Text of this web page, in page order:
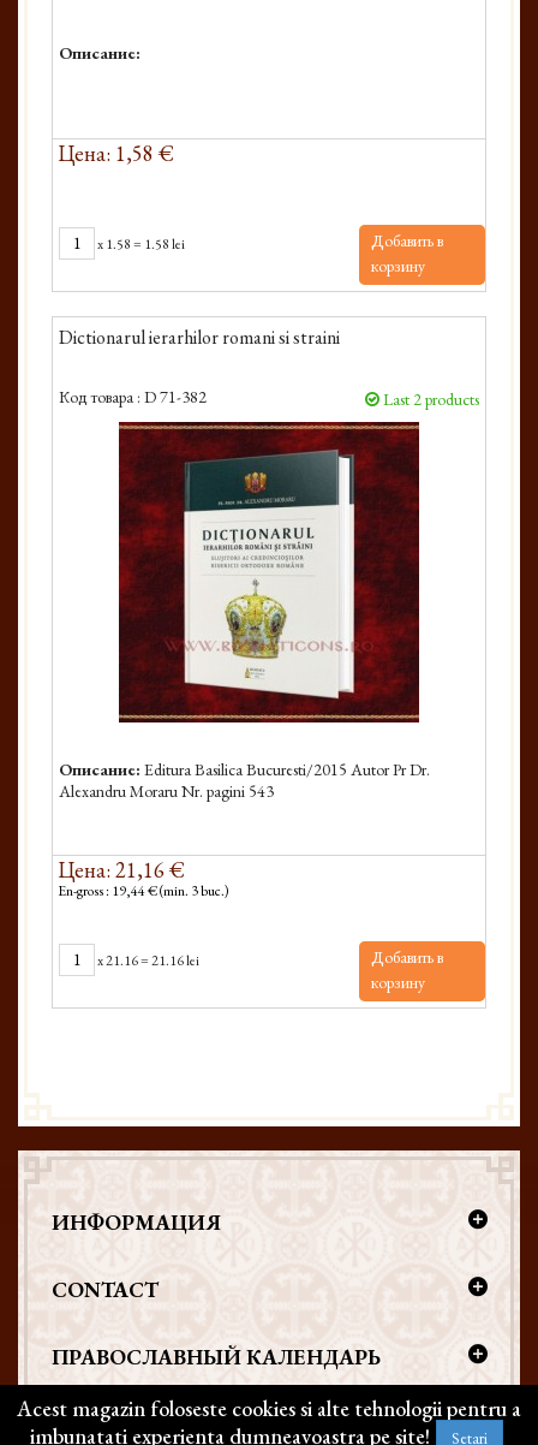
Описание:
Цена: 1,58 €
x1.58= 1.58 lei
Добавить в
корзину
Dictionarul ierarhilor romani si straini
Код товара : D 71-382 Last 2 products
Описание: Editura Basilica Bucuresti/2015 Autor Pr Dr.
Alexandru Moraru Nr. pagini 543
Цена: 21,16 €
En-gross : 19,44 € (min. 3 buc.)
x21.16=21.16 lei
Добавить в
корзину
ИНФОРМАЦИЯ
CONTACT
ПРАВОСЛАВНЫЙ КАЛЕНДАРЬ
Acest magazin foloseste cookies si alte tehnologii pentru a
imbunatati experienta dumneavoastra pe site!
Setari